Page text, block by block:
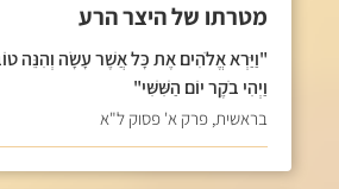
מטרתו של היצר הרע
"וַיַּרְא אֱלֹהִים אֶת כָּל אֲשֶׁר עָשָׂה וְהִנֵּה
וַיְהִי בֹקֶר יוֹם הַשִּׁשִּׁי"
בראשית, פרק א' פסוק ל"א